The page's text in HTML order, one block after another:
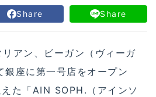
Share Share
アン、ビーガン（ヴィーガ
銀座に第一号店をオープン
た「AIN SOPH.（アインソ